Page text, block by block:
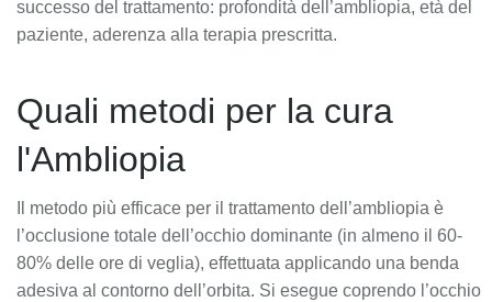
successo del trattamento: profondità dell’ambliopia, età del
paziente, aderenza alla terapia prescritta.
Quali metodi per la cura
l'Ambliopia
Il metodo più efficace per il trattamento dell’ambliopia è
l’occlusione totale dell’occhio dominante (in almeno il 60-
80% delle ore di veglia), effettuata applicando una benda
adesiva al contorno dell’orbita. Si esegue coprendo l’occhio